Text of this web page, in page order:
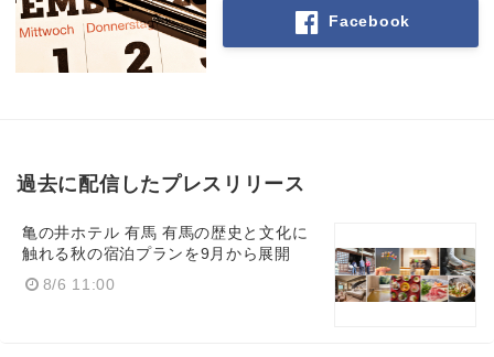
Facebook
過去に配信したプレスリリース
亀の井ホテル 有馬 有馬の歴史と文化に
触れる秋の宿泊プランを9月から展開
8/6 11:00